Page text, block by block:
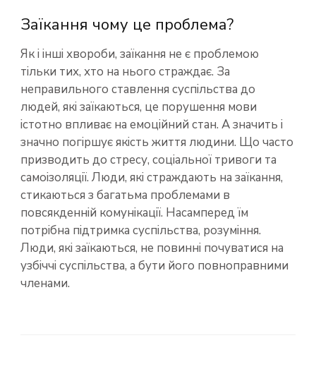
Заїкання чому це проблема?
Як і інші хвороби, заїкання не є проблемою
тільки тих, хто на нього страждає. За
неправильного ставлення суспільства до
людей, які заїкаються, це порушення мови
істотно впливає на емоційний стан. А значить і
значно погіршує якість життя людини. Що часто
призводить до стресу, соціальної тривоги та
самоізоляції. Люди, які страждають на заїкання,
стикаються з багатьма проблемами в
повсякденній комунікації. Насамперед їм
потрібна підтримка суспільства, розуміння.
Люди, які заїкаються, не повинні почуватися на
узбіччі суспільства, а бути його повноправними
членами.